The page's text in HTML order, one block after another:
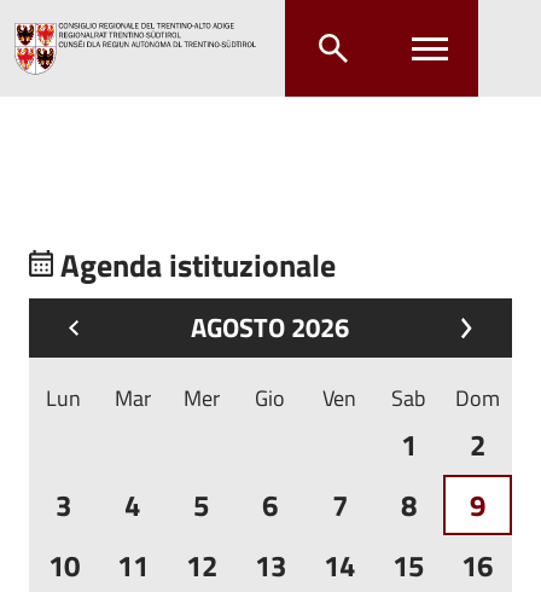
Agenda istituzionale
AGOSTO 2026
Lun Mar Mer Gio Ven Sab Dom
1
2
3
4 5 6 7 8
9
10
11 12 13 14 15
16